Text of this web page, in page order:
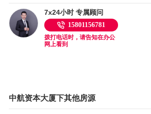
7x24小时 专属顾问
15801156781
拨打电话时，请告知在办公
网上看到
中航资本大厦下其他房源